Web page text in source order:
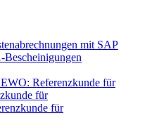
mit SAP
Referenzkunde für
für
für